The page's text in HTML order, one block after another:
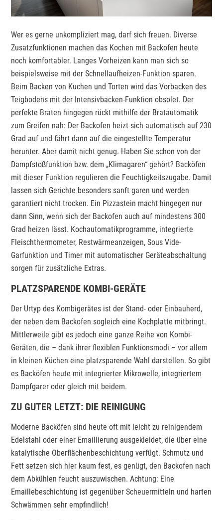
Wer es gerne unkompliziert mag, darf sich freuen. Diverse
Zusatzfunktionen machen das Kochen mit Backofen heute
noch komfortabler. Langes Vorheizen kann man sich so
beispielsweise mit der Schnellaufheizen-Funktion sparen.
Beim Backen von Kuchen und Torten wird das Vorbacken des
Teigbodens mit der Intensivbacken-Funktion obsolet. Der
perfekte Braten hingegen rückt mithilfe der Bratautomatik
zum Greifen nah: Der Backofen heizt sich automatisch auf 230
Grad auf und fährt dann auf die eingestellte Temperatur
herunter. Aber damit nicht genug. Haben Sie schon von der
Dampfstoßfunktion bzw. dem „Klimagaren“ gehört? Backöfen
mit dieser Funktion regulieren die Feuchtigkeitszugabe. Damit
lassen sich Gerichte besonders sanft garen und werden
garantiert nicht trocken. Ein Pizzastein macht hingegen nur
dann Sinn, wenn sich der Backofen auch auf mindestens 300
Grad heizen lässt. Kochautomatikprogramme, integrierte
Fleischthermometer, Restwärmeanzeigen, Sous Vide-
Garfunktion und Timer mit automatischer Geräteabschaltung
sorgen für zusätzliche Extras.
PLATZSPARENDE KOMBI-GERÄTE
Der Urtyp des Kombigerätes ist der Stand- oder Einbauherd,
der neben dem Backofen sogleich eine Kochplatte mitbringt.
Mittlerweile gibt es jedoch eine ganze Reihe von Kombi-
Geräten, die – dank ihrer flexiblen Funktionsmodi – vor allem
in kleinen Küchen eine platzsparende Wahl darstellen. So gibt
es Backöfen heute mit integrierter Mikrowelle, integriertem
Dampfgarer oder gleich mit beidem.
ZU GUTER LETZT: DIE REINIGUNG
Moderne Backöfen sind heute oft mit leicht zu reinigendem
Edelstahl oder einer Emaillierung ausgekleidet, die über eine
katalytische Oberflächenbeschichtung verfügt. Schmutz und
Fett setzen sich hier kaum fest, es genügt, den Backofen nach
dem Abkühlen feucht auszuwischen. Achtung: Eine
Emaillebeschichtung ist gegenüber Scheuermitteln und harten
Schwämmen sehr empfindlich!